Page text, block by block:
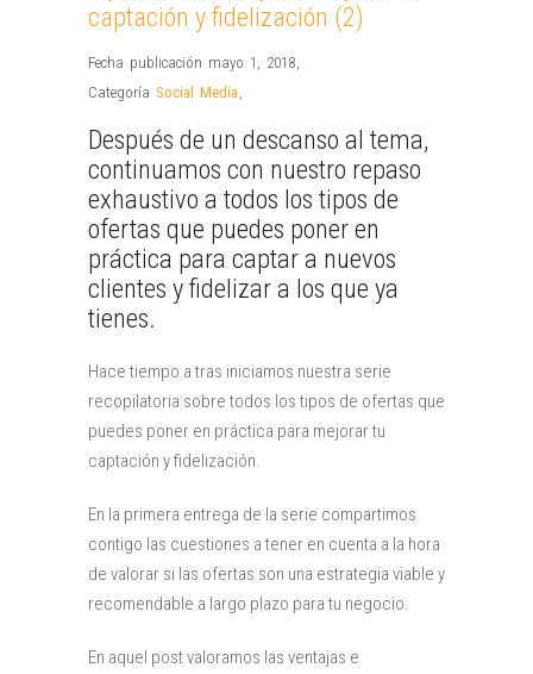
captación y fidelización (2)
Fecha publicación mayo 1, 2018,
Categoría Social Media ,
Después de un descanso al tema,
continuamos con nuestro repaso
exhaustivo a todos los tipos de
ofertas que puedes poner en
práctica para captar a nuevos
clientes y fidelizar a los que ya
tienes.
Hace tiempo a tras iniciamos nuestra serie
recopilatoria sobre todos los tipos de ofertas que
puedes poner en práctica para mejorar tu
captación y fidelización.
En la primera entrega de la serie compartimos
contigo las cuestiones a tener en cuenta a la hora
de valorar si las ofertas son una estrategia viable y
recomendable a largo plazo para tu negocio.
En aquel post valoramos las ventajas e